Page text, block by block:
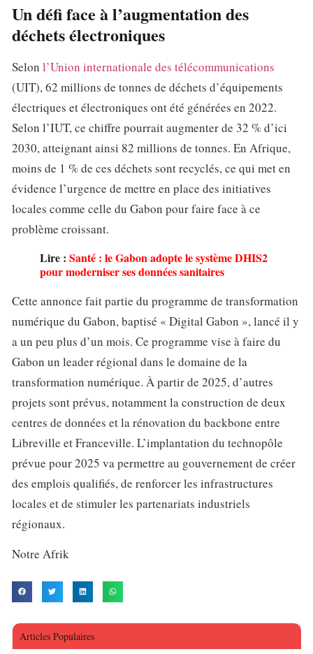
Un défi face à l’augmentation des
déchets électroniques
Selon l’Union internationale des télécommunications
(UIT), 62 millions de tonnes de déchets d’équipements
électriques et électroniques ont été générées en 2022.
Selon l’IUT, ce chiffre pourrait augmenter de 32 % d’ici
2030, atteignant ainsi 82 millions de tonnes. En Afrique,
moins de 1 % de ces déchets sont recyclés, ce qui met en
évidence l’urgence de mettre en place des initiatives
locales comme celle du Gabon pour faire face à ce
problème croissant.
Lire : Santé : le Gabon adopte le système DHIS2
pour moderniser ses données sanitaires
Cette annonce fait partie du programme de transformation
numérique du Gabon, baptisé « Digital Gabon », lancé il y
a un peu plus d’un mois. Ce programme vise à faire du
Gabon un leader régional dans le domaine de la
transformation numérique. À partir de 2025, d’autres
projets sont prévus, notamment la construction de deux
centres de données et la rénovation du backbone entre
Libreville et Franceville. L’implantation du technopôle
prévue pour 2025 va permettre au gouvernement de créer
des emplois qualifiés, de renforcer les infrastructures
locales et de stimuler les partenariats industriels
régionaux.
Notre Afrik
Articles Populaires